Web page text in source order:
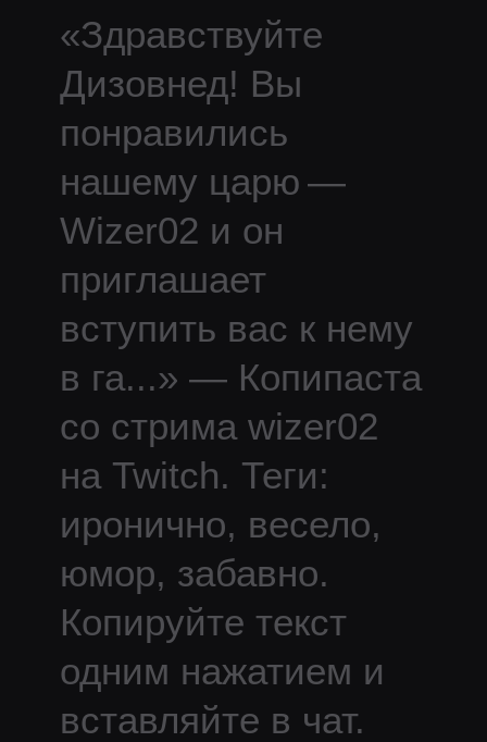
«Здравствуйте
Дизовнед! Вы
понравились
нашему царю —
Wizer02 и он
приглашает
вступить вас к нему
в га...» — Копипаста
со стрима wizer02
на Twitch. Теги:
иронично, весело,
юмор, забавно.
Копируйте текст
одним нажатием и
вставляйте в чат.